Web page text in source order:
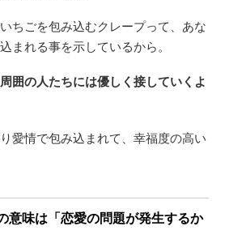
ちごを包み込むクレープって、あな
まれる事を示しているから。
囲の人たちには優しく接していくよ
愛情で包み込まれて、幸福度の高い
意味は「恋愛の問題が発生するか